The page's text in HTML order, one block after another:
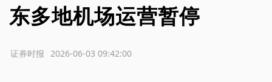
东多地机场运营暂停
2026-06-03 09:42:00
证券时报